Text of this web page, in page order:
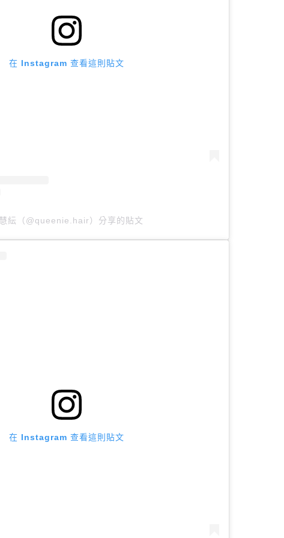
在 Instagram 查看這則貼文
紜（@queenie.hair）分享的貼文
在 Instagram 查看這則貼文